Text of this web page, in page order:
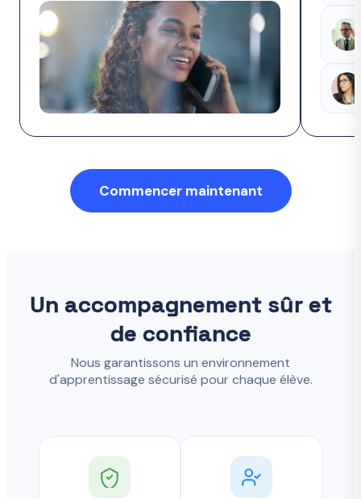
Commencer maintenant
Un accompagnement sûr et
de confiance
Nous garantissons un environnement
d'apprentissage sécurisé pour chaque élève.